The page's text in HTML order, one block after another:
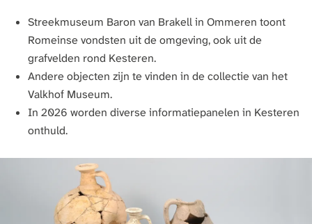
Streekmuseum Baron van Brakell in Ommeren toont
Romeinse vondsten uit de omgeving, ook uit de
grafvelden rond Kesteren.
Andere objecten zijn te vinden in de collectie van het
Valkhof Museum.
In 2026 worden diverse informatiepanelen in Kesteren
onthuld.